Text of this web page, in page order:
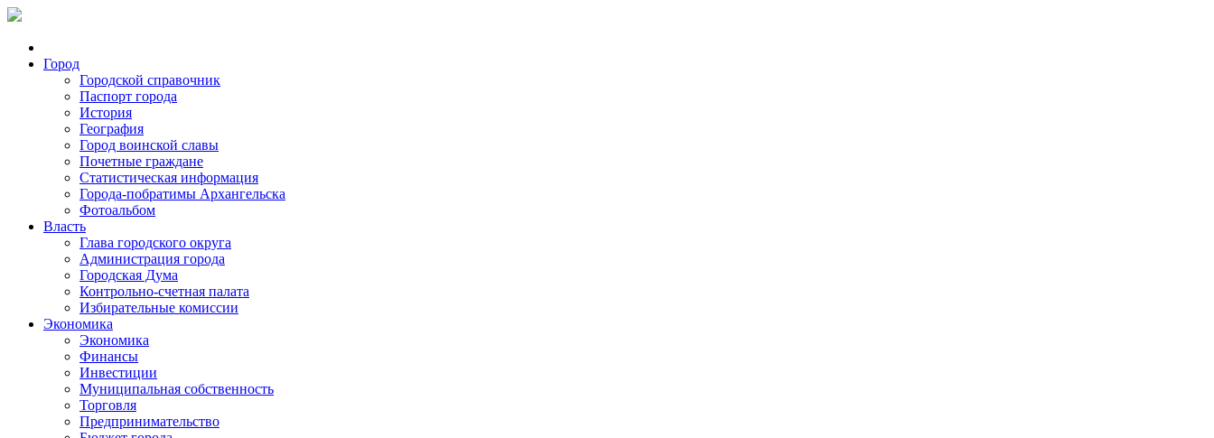
Город
Городской справочник
Паспорт города
История
География
Город воинской славы
Почетные граждане
Статистическая информация
Города-побратимы Архангельска
Фотоальбом
Власть
Глава городского округа
Администрация города
Городская Дума
Контрольно-счетная палата
Избирательные комиссии
Экономика
Экономика
Финансы
Инвестиции
Муниципальная собственность
Торговля
Предпринимательство